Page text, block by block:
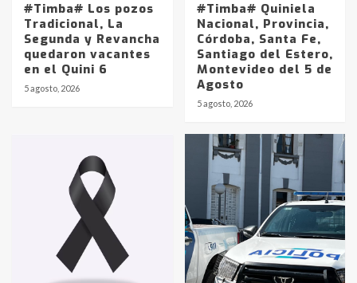
#Timba# Los pozos
Tradicional, La
Segunda y Revancha
quedaron vacantes
en el Quini 6
5 agosto, 2026
#Timba# Quiniela
Nacional, Provincia,
Córdoba, Santa Fe,
Santiago del Estero,
Montevideo del 5 de
Agosto
5 agosto, 2026
Identidad de los adolescentes
pampeanos que fueron
en la mañana del lunes
Accidente en Ruta 5: falleció un
joven de Trenque Lauquen